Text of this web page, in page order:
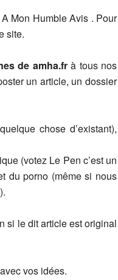
Mon Humble Avis . Pour
site.
de amha.frà tous nos
un article, un dossier
chose d’existant),
(votez Le Pen c’est un
du porno (même si nous
si le dit article est original
avec vos idées.